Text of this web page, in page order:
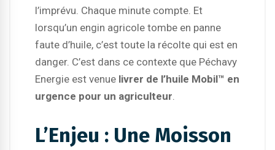
l’imprévu. Chaque minute compte. Et
lorsqu’un engin agricole tombe en panne
faute d’huile, c’est toute la récolte qui est en
danger. C’est dans ce contexte que Péchavy
Energie est venue livrer de l’huile Mobil™ en
urgence pour un agriculteur
L’Enjeu : Une Moisson